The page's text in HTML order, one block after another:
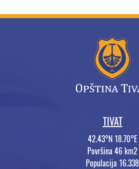
TIVAT
42.43°N 18.70°E
Površina 46 km2
Populacija 16.338